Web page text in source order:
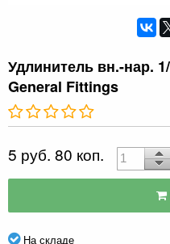
Удлинитель вн.-нар.
General Fittings
5 руб. 80 коп.
На складе